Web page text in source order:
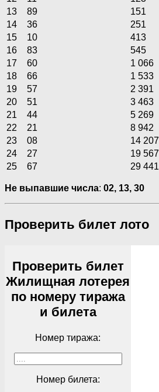
13
89 151
14
36 251
15
10 413
16
83 545
17
60 1 066
18
66 1 533
19
57 2 391
20
51 3 463
21
44 5 269
22
21 8 942
23
08 14 207
24
27 19 567
25
67 29 441
Не выпавшие числа: 02, 13, 30
Проверить билет лото
Проверить билет
Жилищная лотерея
по номеру тиража
и билета
Номер тиража:
Номер билета: